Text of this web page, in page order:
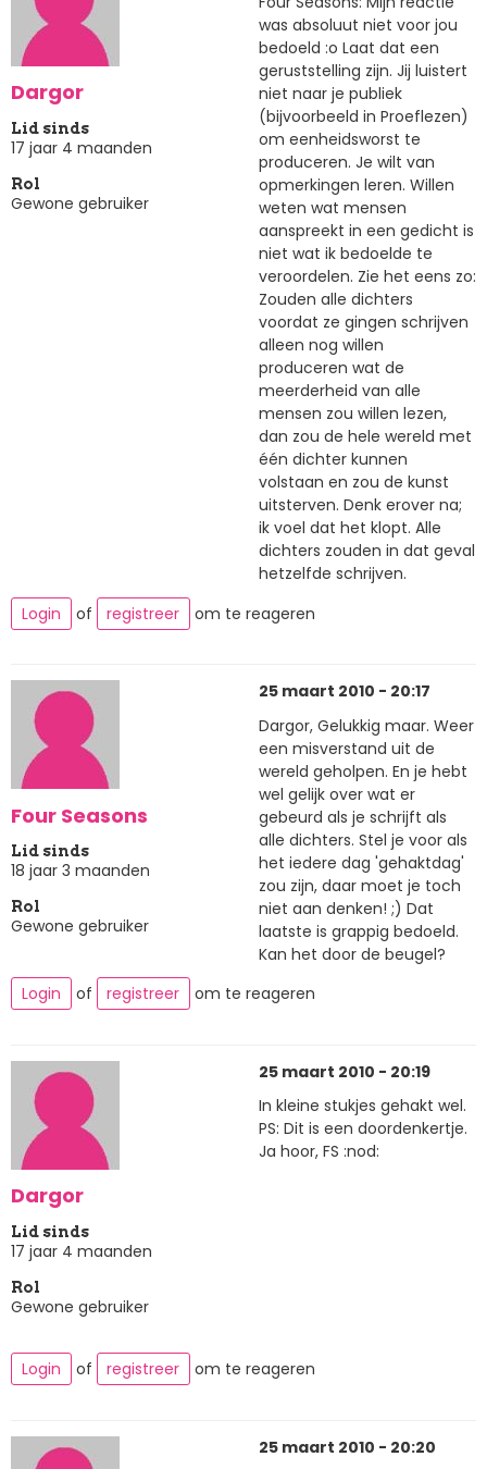
Dargor
Lid sinds
17 jaar 4 maanden
Rol
Gewone gebruiker
was absoluut niet voor jou
bedoeld :o Laat dat een
geruststelling zijn. Jij luistert
niet naar je publiek
(bijvoorbeeld in Proeflezen)
om eenheidsworst te
produceren. Je wilt van
opmerkingen leren. Willen
weten wat mensen
aanspreekt in een gedicht is
niet wat ik bedoelde te
veroordelen. Zie het eens zo:
Zouden alle dichters
voordat ze gingen schrijven
alleen nog willen
produceren wat de
meerderheid van alle
mensen zou willen lezen,
dan zou de hele wereld met
één dichter kunnen
volstaan en zou de kunst
uitsterven. Denk erover na;
ik voel dat het klopt. Alle
dichters zouden in dat geval
hetzelfde schrijven.
Login
of registreer om te reageren
Four Seasons
Lid sinds
18 jaar 3 maanden
Rol
Gewone gebruiker
25 maart 2010 - 20:17
Dargor, Gelukkig maar. Weer
een misverstand uit de
wereld geholpen. En je hebt
wel gelijk over wat er
gebeurd als je schrijft als
alle dichters. Stel je voor als
het iedere dag 'gehaktdag'
zou zijn, daar moet je toch
niet aan denken! ;) Dat
laatste is grappig bedoeld.
Kan het door de beugel?
Login
of registreer om te reageren
Dargor
Lid sinds
17 jaar 4 maanden
Rol
Gewone gebruiker
25 maart 2010 - 20:19
In kleine stukjes gehakt wel.
PS: Dit is een doordenkertje.
Ja hoor, FS :nod:
Login of registreer om te reageren
25 maart 2010 - 20:20